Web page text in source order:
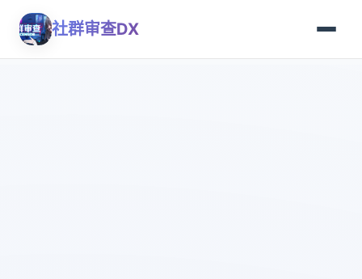
社群审查DX